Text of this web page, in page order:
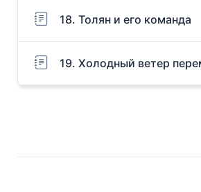
18. Толян и его команда
19. Холодный ветер